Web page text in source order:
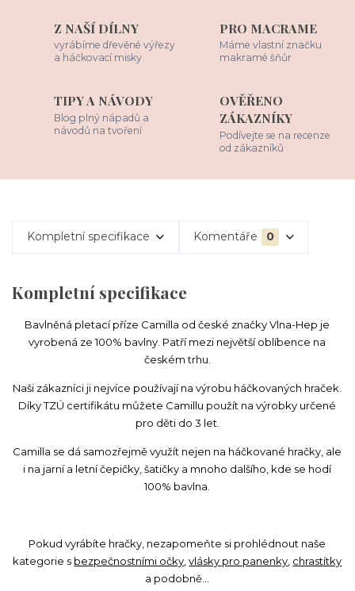
Z NAŠÍ DÍLNY
vyrábíme dřevěné výřezy
a háčkovací misky
PRO MACRAME
Máme vlastní značku
makramé šňůr
TIPY A NÁVODY
Blog plný nápadů a
návodů na tvoření
OVĚŘENO
ZÁKAZNÍKY
Podívejte se na recenze
od zákazníků
Kompletní specifikace Komentáře 0
Kompletní specifikace
Bavlněná pletací příze Camilla od české značky Vlna-Hep je
vyrobená ze 100% bavlny. Patří mezi největší oblíbence na
českém trhu.
Naši zákazníci ji nejvíce používají na výrobu háčkovaných hraček.
Díky TZÚ certifikátu můžete Camillu použít na výrobky určené
pro děti do 3 let.
Camilla se dá samozřejmě využít nejen na háčkované hračky, ale
i na jarní a letní čepičky, šatičky a mnoho dalšího, kde se hodí
100% bavlna.
Pokud vyrábíte hračky, nezapomeňte si prohlédnout naše
kategorie s bezpečnostními očky,vlásky pro panenky, chrastítky
a podobně...